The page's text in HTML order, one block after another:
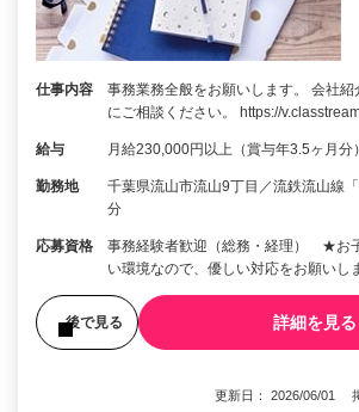
仕事内容
事務業務全般をお願いします。 会社
にご相談ください。 https://
給与 月給230,000円以上（賞与年3.5ヶ月分）
勤務地
千葉県流山市流山9丁目／流鉄流山線
分
応募資格
事務経験者歓迎（総務・経理） ★お
い環境なので、優しい対応をお願いし
後で見る 詳細を見る
更新日： 2026/06/01